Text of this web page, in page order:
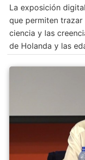
La exposición
que permiten
ciencia y las
de Holanda y las